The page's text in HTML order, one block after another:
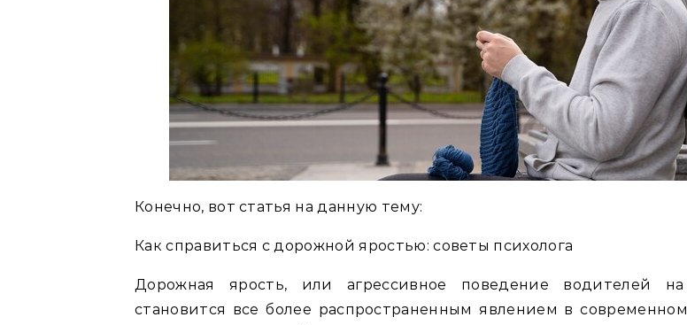
Конечно, вот статья на данную тему:
Как справиться с дорожной яростью: советы психолога
Дорожная ярость, или агрессивное поведение водителей на
становится все более распространенным явлением в